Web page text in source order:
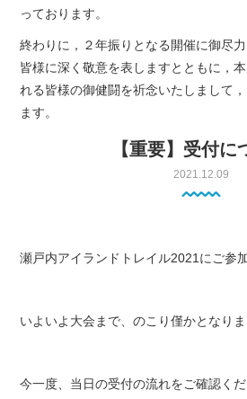
っております。
終わりに，２年振りとなる開催に御尽
皆様に深く敬意を表しますとともに，
れる皆様の御健闘を祈念いたしまして
ます。
【重要】受付に
2021.12.09
瀬戸内アイランドトレイル2021にご参
いよいよ大会まで、のこり僅かとなりま
今一度、当日の受付の流れをご確認くだ